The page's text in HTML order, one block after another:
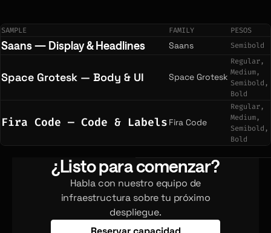
SAMPLE FAMILY PESOS
Saans — Display & Headlines Saans Semibold
Space Grotesk — Body & UI Space Grotesk
Regular,
Medium,
Semibold,
Bold
Fira Code — Code & Labels Fira Code
Regular,
Medium,
Semibold,
Bold
¿Listo para comenzar?
Habla con nuestro equipo de
infraestructura sobre tu próximo
despliegue.